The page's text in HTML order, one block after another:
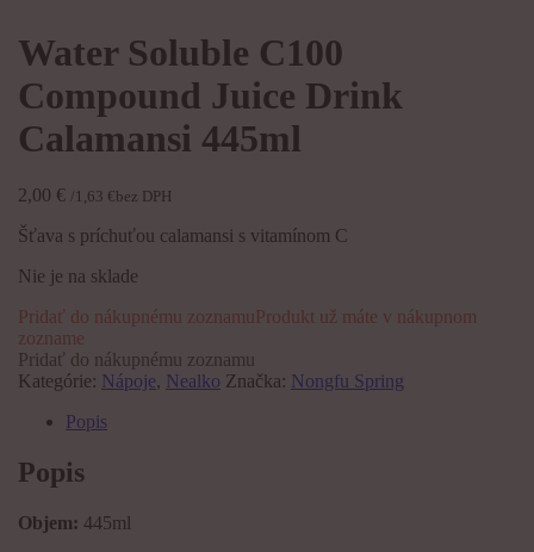
Water Soluble C100
Compound Juice Drink
Calamansi 445ml
2,00 € / 1,63 € bez DPH
Šťava s príchuťou calamansi s vitamínom C
Nie je na sklade
Pridať do nákupnému zoznamuProdukt už máte v nákupnom
zozname
Pridať do nákupnému zoznamu
Kategórie: Nápoje, Nealko Značka: Nongfu Spring
Popis
Popis
Objem: 445ml